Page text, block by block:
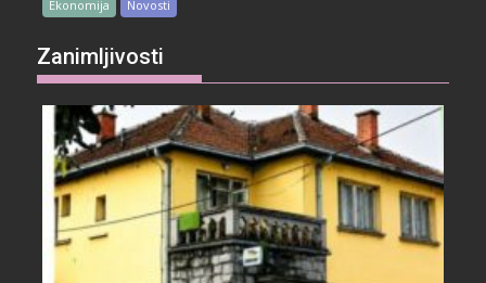
Ekonomija Novosti
Zanimljivosti